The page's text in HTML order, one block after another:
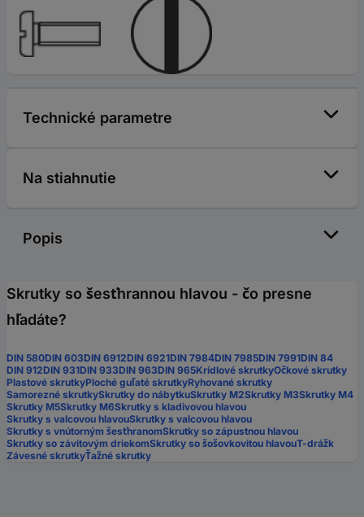
Technické parametre
Na stiahnutie
Popis
Skrutky so šesťhrannou hlavou - čo presne
hľadáte?
DIN 580DIN 603DIN 6912DIN 6921DIN 7984DIN 7985DIN 7991DIN 84
DIN 912DIN 931DIN 933DIN 963DIN 965Krídlové skrutkyOčkové skrutky
Plastové skrutkyPloché guľaté skrutkyRyhované skrutky
Samorezné skrutkySkrutky do nábytkuSkrutky M2Skrutky M3Skrutky M4
Skrutky M5Skrutky M6Skrutky s kladivovou hlavou
Skrutky s valcovou hlavouSkrutky s valcovou hlavou
Skrutky s vnútorným šesťhranomSkrutky so zápustnou hlavou
Skrutky so závitovým driekomSkrutky so šošovkovitou hlavouT-drážk
Závesné skrutkyŤažné skrutky